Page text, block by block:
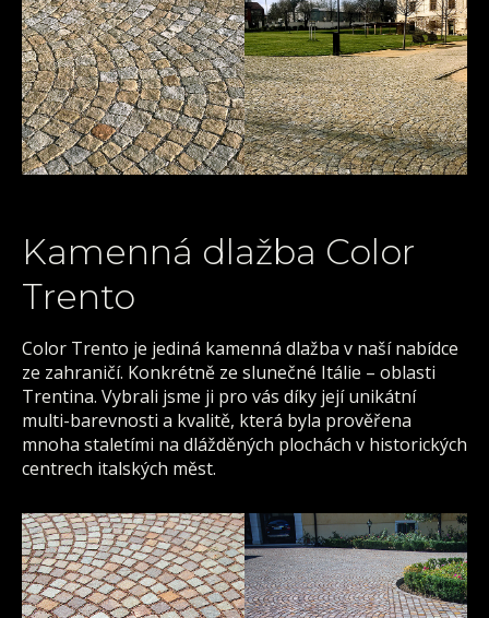
Kamenná dlažba Color
Trento
Color Trento je jediná kamenná dlažba v naší nabídce
ze zahraničí. Konkrétně ze slunečné Itálie – oblasti
Trentina. Vybrali jsme ji pro vás díky její unikátní
multi-barevnosti a kvalitě, která byla prověřena
mnoha staletími na dlážděných plochách v historických
centrech italských měst.